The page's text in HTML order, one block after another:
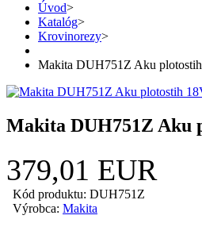
Úvod>
Katalóg>
Krovinorezy>
Makita DUH751Z Aku
Makita DUH751Z Aku
379,01 EUR
Kód produktu: DUH751Z
Výrobca: Makita